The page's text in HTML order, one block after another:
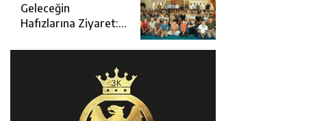
Geleceğin
Hafızlarına Ziyaret:
Erzincan’da Kur’an
Kursu Öğrencileriyle